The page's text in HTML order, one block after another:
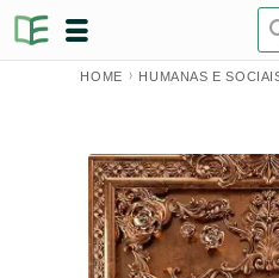
HOME HUMANAS E